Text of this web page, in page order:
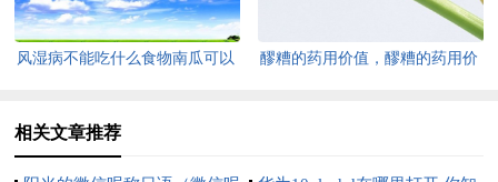
风湿病不能吃什么食物南瓜可以
醪糟的药用价值，醪糟的药用价
相关文章推荐